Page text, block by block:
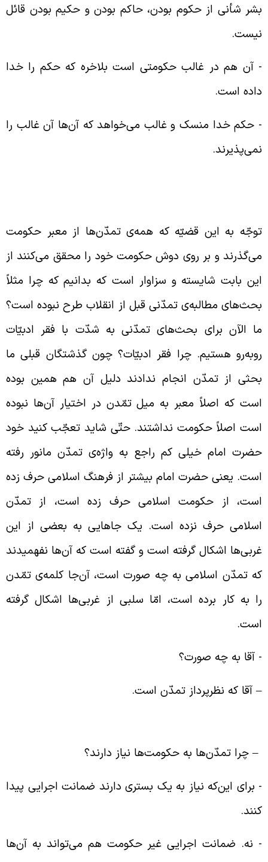
شأنی از حکوم بودن، حاکم بودن و حکیم بودن قائل
آن هم در غالب حکومتی است بلاخره که حکم را خدا
است.
حکم خدا منسک و غالب می‌خواهد که آن‌ها آن غالب را
به این قضیّه که همه‌ی تمدّن‌ها از معبر حکومت
و بر روی دوش حکومت خود را محقق می‌کنند از
بابت شایسته و سزاوار است که بدانیم که چرا مثلاً
مطالبه‌ی تمدّنی قبل از انقلاب طرح نبوده است؟
الآن برای بحث‌های تمدّنی به شدّت با فقر ادبیّات
هستیم. چرا فقر ادبیّات؟ چون گذشتگان قبلی ما
از تمدّن انجام ندادند دلیل آن هم همین بوده
که اصلاً معبر به میل تمّدن در اختیار آن‌ها نبوده
اصلاً حکومت نداشتند. حتّی شاید تعجّب کنید خود
امام خیلی کم راجع به واژه‌ی تمدّن مانور رفته
یعنی حضرت امام بیشتر از فرهنگ اسلامی حرف زده
از حکومت اسلامی حرف زده است، از تمدّن
حرف نزده است. یک جا‌هایی به بعضی از این
اشکال گرفته است و گفته است که آن‌ها نفهمیدند
تمدّن اسلامی به چه صورت است، آن‌جا کلمه‌ی تمّدن
به کار برده است، امّا سلبی از غربی‌ها اشکال گرفته
آقا به چه صورت؟
آقا که نظرپرداز تمدّن است.
چرا تمدّن‌ها به حکومت‌ها نیاز دارند؟
برای این‌که نیاز به یک بستری دارند ضمانت اجرایی پیدا
نه. ضمانت اجرایی غیر حکومت هم می‌تواند به آن‌ها